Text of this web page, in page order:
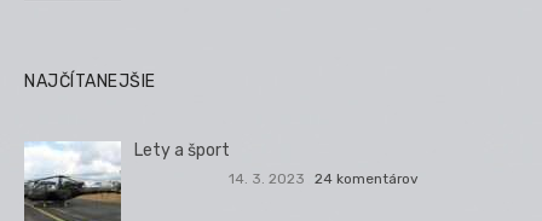
NAJČÍTANEJŠIE
Lety a šport
14. 3. 2023 24 komentárov